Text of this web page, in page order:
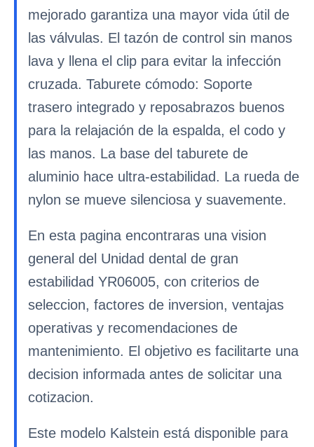
mejorado garantiza una mayor vida útil de
las válvulas. El tazón de control sin manos
lava y llena el clip para evitar la infección
cruzada. Taburete cómodo: Soporte
trasero integrado y reposabrazos buenos
para la relajación de la espalda, el codo y
las manos. La base del taburete de
aluminio hace ultra-estabilidad. La rueda de
nylon se mueve silenciosa y suavemente.
En esta pagina encontraras una vision
general del Unidad dental de gran
estabilidad YR06005, con criterios de
seleccion, factores de inversion, ventajas
operativas y recomendaciones de
mantenimiento. El objetivo es facilitarte una
decision informada antes de solicitar una
cotizacion.
Este modelo Kalstein está disponible para